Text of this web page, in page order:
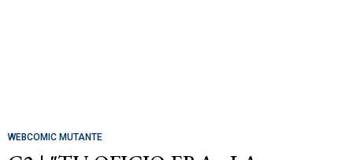
WEBCOMIC MUTANTE